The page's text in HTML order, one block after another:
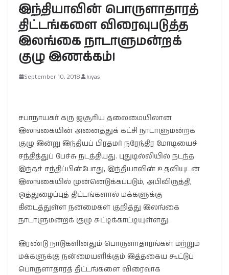
இந்தியாவின் பொருளாதாரத்
திட்டங்களை விரைவுபடுத்த
இலங்கை நாடாளுமன்றக்
குழு இணக்கம்!
September 10, 2018 kiyas
சபாநாயகர் கரு ஜசூரிய தலைமையிலான
இலங்கையின் அனைத்துக் கட்சி நாடாளுமன்றக்
குழு இன்று இந்தியப் பிரதமர் நரேந்திர மோடியைச்
சந்தித்துப் பேச்சு நடத்தியது. புதுடில்லியில் நடந்த
இந்தச் சந்திப்பின்போது, இந்தியாவின் உதவியுடன்
இலங்கையில் முன்னெடுக்கப்படும், அபிவிருத்தி,
ஒத்துழைப்புத் திட்டங்களால் மக்களுக்கு
கிடைத்துள்ள நன்மைகள் குறித்து இலங்கை
நாடாளுமன்றக் குழு சுட்டிக்காட்டியுள்ளது.
இரண்டு நாடுகளினதும் பொருளாதாரங்கள் மற்றும்
மக்களுக்கு நன்மையளிக்கும் இத்தகைய கூட்டுப்
பொருளாதாரத் திட்டங்களை விரைவாக